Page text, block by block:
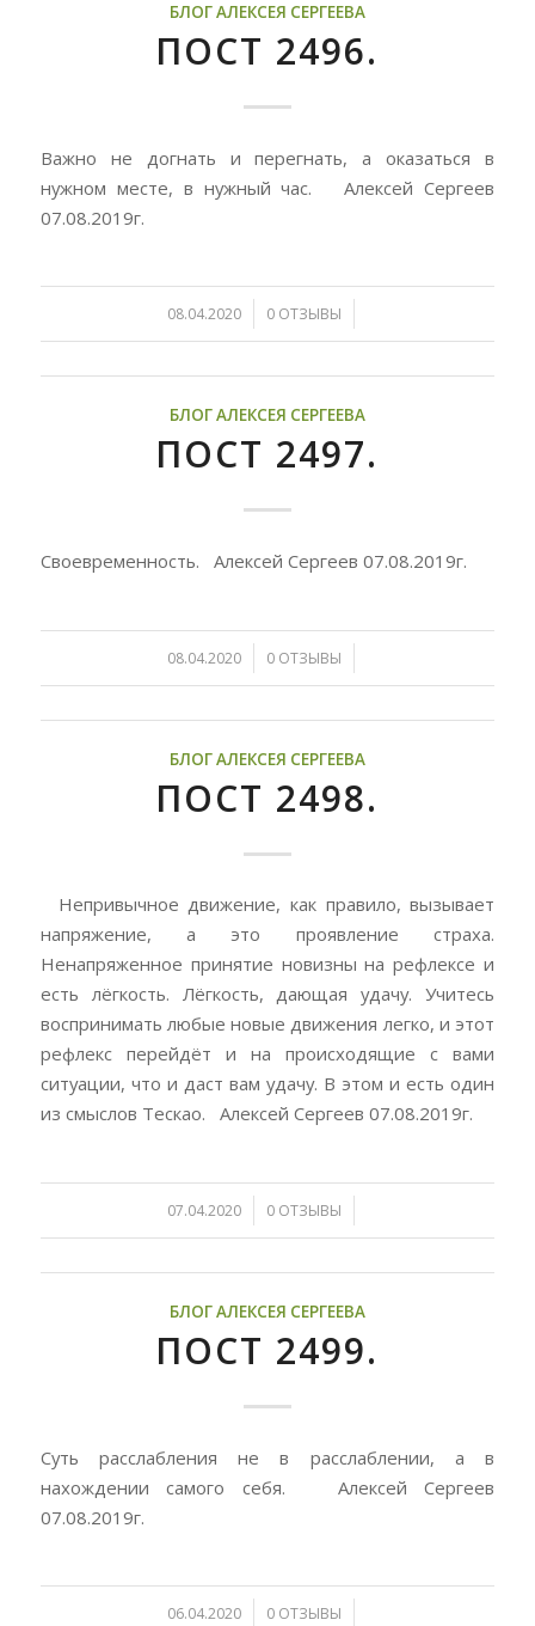
БЛОГ АЛЕКСЕЯ СЕРГЕЕВА
ПОСТ 2496.
Важно не догнать и перегнать, а оказаться в
нужном месте, в нужный час. Алексей Сергеев
07.08.2019г.
08.04.2020
/ 0 ОТЗЫВЫ
/
БЛОГ АЛЕКСЕЯ СЕРГЕЕВА
ПОСТ 2497.
Своевременность. Алексей Сергеев 07.08.2019г.
08.04.2020
/ 0 ОТЗЫВЫ
/
БЛОГ АЛЕКСЕЯ СЕРГЕЕВА
ПОСТ 2498.
Непривычное движение, как правило, вызывает
напряжение, а это проявление страха.
Ненапряженное принятие новизны на рефлексе и
есть лёгкость. Лёгкость, дающая удачу. Учитесь
воспринимать любые новые движения легко, и этот
рефлекс перейдёт и на происходящие с вами
ситуации, что и даст вам удачу. В этом и есть один
из смыслов Тескао. Алексей Сергеев 07.08.2019г.
07.04.2020
/ 0 ОТЗЫВЫ
/
БЛОГ АЛЕКСЕЯ СЕРГЕЕВА
ПОСТ 2499.
Суть расслабления не в расслаблении, а в
нахождении самого себя. Алексей Сергеев
07.08.2019г.
06.04.2020
/ 0 ОТЗЫВЫ
/